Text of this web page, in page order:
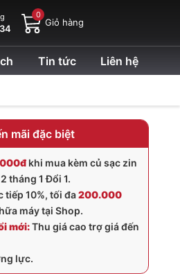
0
Giỏ hàng
Tin tức Liên hệ
mãi đặc biệt
khi mua kèm củ sạc zin
tháng 1 Đổi 1.
tiếp 10%, tối đa200.000
máy tại Shop.
mới:Thu giá cao trợ giá đến
lực.